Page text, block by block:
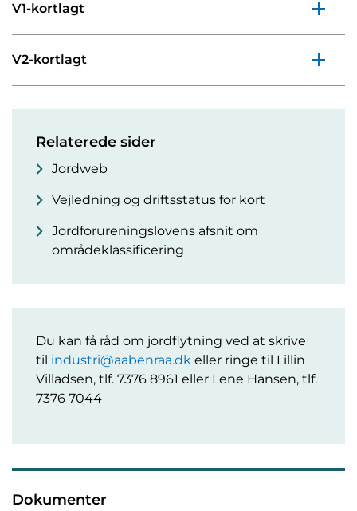
V1-kortlagt
V2-kortlagt
Relaterede sider
Jordweb
Vejledning og driftsstatus for kort
Jordforureningslovens afsnit om
områdeklassificering
Du kan få råd om jordflytning ved at skrive
til industri@aabenraa.dk eller ringe til Lillin
Villadsen, tlf. 7376 8961 eller Lene Hansen, tlf.
7376 7044
Dokumenter